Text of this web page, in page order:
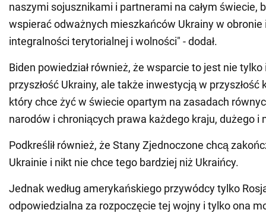
naszymi sojusznikami i partnerami na całym świecie,
wspierać odważnych mieszkańców Ukrainy w obronie
integralności terytorialnej i wolności" - dodał.
Biden powiedział również, że wsparcie to jest nie
przyszłość Ukrainy, ale także inwestycją w przyszłość
który chce żyć w świecie opartym na zasadach
narodów i chroniących prawa każdego kraju, dużego i
Podkreślił również, że Stany Zjednoczone chcą
Ukrainie i nikt nie chce tego bardziej niż Ukraińcy.
Jednak według amerykańskiego przywódcy tylko
odpowiedzialna za rozpoczęcie tej wojny i tylko ona